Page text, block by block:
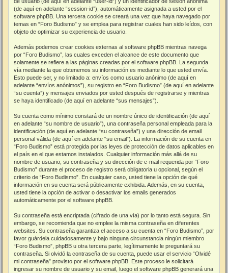
(de aquí en adelante “session-id”), automáticamente asignada a usted por el
software phpBB. Una tercera cookie se creará una vez que haya navegado por
temas en “Foro Budismo” y se emplea para registrar cuales han sido leídos, con
objeto de optimizar su experiencia de usuario.
Además podemos crear cookies externas al software phpBB mientras navega
por “Foro Budismo”, las cuales exceden el alcance de este documento que
solamente se refiere a las páginas creadas por el software phpBB. La segunda
vía mediante la que obtenemos su información es mediante lo que usted envía.
Esto puede ser, y no limitado a: envíos como usuario anónimo (de aquí en
adelante “envíos anónimos”), su registro en “Foro Budismo” (de aquí en adelante
“su cuenta”) y mensajes enviados por usted después de registrarse y mientras
se haya identificado (de aquí en adelante “sus mensajes”).
Su cuenta como mínimo constará de un nombre único de identificación (de aquí
en adelante “su nombre de usuario”), una contraseña personal empleada para la
identificación (de aquí en adelante “su contraseña”) y una dirección de email
personal válida (de aquí en adelante “su email”). La información de su cuenta en
“Foro Budismo” está protegida por las leyes de protección de datos aplicables en
el país en el que estamos instalados. Cualquier información más allá de su
nombre de usuario, su contraseña y su dirección de e-mail requerida por “Foro
Budismo” durante el proceso de registro será obligatoria u opcional, según el
criterio de “Foro Budismo”. En cualquier caso, usted tiene la opción de qué
información en su cuenta será públicamente exhibida. Además, en su cuenta,
usted tiene la opción de activar o desactivar los emails generados
automáticamente por el software phpBB.
Su contraseña está encriptada (cifrado de una vía) por lo tanto está segura. Sin
embargo, se recomienda que no emplee la misma contraseña en diferentes
websites. Su contraseña garantiza el acceso a su cuenta en “Foro Budismo”, por
favor guárdela cuidadosamente y bajo ninguna circunstancia ningún miembro
“Foro Budismo”, phpBB u otra tercera parte, legítimamente le preguntará su
contraseña. Si olvidó la contraseña de su cuenta, puede usar el servicio “Olvidé
mi contraseña” provisto por el software phpBB. Este proceso le solicitará
ingresar su nombre de usuario y su email, luego el software phpBB generará una